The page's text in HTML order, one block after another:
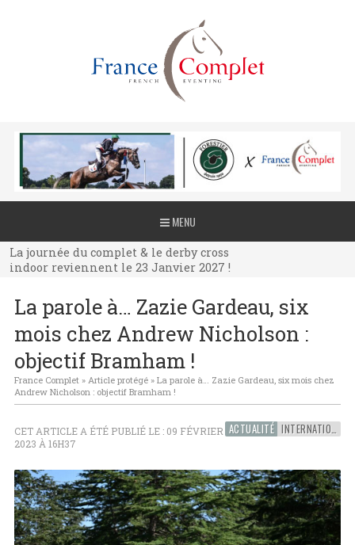
MENU
La journée du complet & le derby cross
indoor reviennent le 23 Janvier 2027 !
La journée du complet & le derby cross
indoor reviennent le 23 Janvier 2027 !
indoor reviennent le 23 Janvier 2027 !
La parole à… Zazie Gardeau, six
mois chez Andrew Nicholson :
objectif Bramham !
France Complet» Article protégé» La parole à… Zazie Gardeau, six mois chez
Andrew Nicholson : objectif Bramham !
ACTUALITÉ INTERNATIONAL
CET ARTICLE A ÉTÉ PUBLIÉ LE : 09 FÉVRIER
2023 À 16H37